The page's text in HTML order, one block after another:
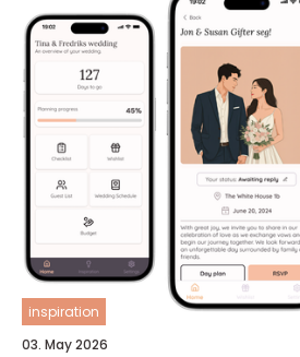
inspiration
03. May 2026